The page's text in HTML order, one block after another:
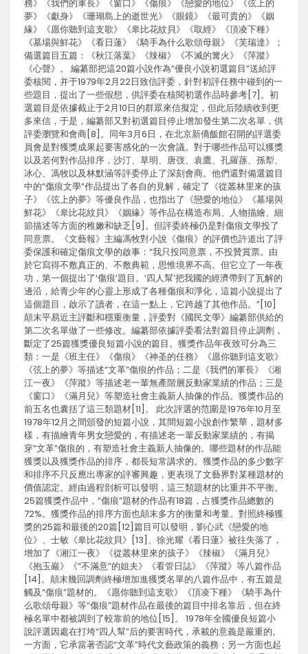
務》《我們的軍長》《窗口》《傷痕》《戀愛的地位》《弦上的
夢》《獻身》《珊瑚島上的逝世光》《眼鏡》《最可貴的》《姻
緣》《愿你聽到這支歌》《皋比花紋貝》《取經》《頂凌下種》
《墓場與鮮花》《看日蓮》《騎手為什么歌頌母親》《芙瑞達》；
備選篇目五篇：《秋江落葉》《辣椒》《不滅的篝火》《萍蹤》
《心聲》。 編纂部把這20篇小說作為“優良小說初選篇目”送給評
委核閱，并于1979年2月22日致信評委，針對初評任務中碰到的一
些題目，提出了一些假想，供評委在核閱初選作品時參考[7]。初
選篇目是依據截止于2月10日的群眾來信擬定，但此后陸續收到更
多來信，于是，編纂部又對初選篇目停止增加發生第二次名單，供
評委瀏覽和會商[8]。同年3月6日，在北京新僑飯館召開的評選委
員會是對獲獎成果起要害感化的一次會議。對于哪些作品可以獲獎
以及若何對作品排序，沙汀、草明、唐弢、袁鷹、孔羅蓀、孫犁、
冰心、馮牧以及林默涵等評委停止了深刻會商。他們還對備選篇目
中的“傷痕文學”作品提出了各自的見解，確定了《從叢林里來的孩
子》《弦上的夢》等優良作品，也指出了《戀愛的地位》《墓場與
鮮花》《皋比花紋貝》《姻緣》等作品在構造布局、人物描繪、細
節描述等方面的稚嫩和缺乏[9]。但評委終極仍是對傷痕文學投了
同意票。《文藝報》主編馮牧對小說《傷痕》的評價也許道出了評
委保護和確定傷痕文學的啟事：“我只投同意票，不投贊賞票。由
於它寫得不敷真正的、不敷典範，思惟境界不高。但它立了一年夜
功，第一個提出了‘傷痕’題目。‘四人幫’把我國的經濟帶到了瓦解的
邊沿，給青少年的心靈上形成了各種傷痕和淨化，這篇小說提出了
這個題目，啟示了讀者，在這一點上，它跨越了其他作品。”[10]
顛末平易近主評斷和穩重衡量，評委對《國民文學》編纂部供給的
第二次名單做了一些修改。編纂部依據評委看法對篇目停止調劑，
斷定了25篇獲獎優良短篇小說的篇目。獲獎作品年夜致可分為三
類：一是《班主任》《傷痕》《神圣的任務》《愿你聽到這支歌》
《弦上的夢》等描述“文革”傷痕的作品；二是《我們的軍長》《湘
江一夜》《萍蹤》等描述老一輩無產階層反動家業績的作品；三是
《窗口》《滿月兒》等塑造社會主義新人抽像的作品。獲獎作品的
前五名也囊括了這三類題材[11]。 此次評選的范圍是1976年10月至
1978年12月之間頒發的短篇小說，其間短篇小說創作繁華，題材多
樣，有描繪青年男女戀愛的，有描述老一輩反動家業績的，有揭
穿“文革”傷痕的，有塑造社會主義新人抽像的。哪些題材的作品能
獲獎以及獲獎作品的排序，都長短常講求的。獲獎作品的多少數字
和排序不只反應出專家的評審興趣，更表現了文藝界對某種題材的
價值認定。經由過程剖析可以發明，這三類題材的比重并不平衡。
25篇獲獎作品中，“傷痕”題材的作品有18篇，占獲獎作品總數的
72%。獲獎作品的排序方面也顛末多方的衡量和考量。對照終極獲
獎的25篇和最後的20篇[12]篇目可以發明，劉心武《戀愛的地
位》、士敏《皋比花紋貝》[13]、徐光耀《看日蓮》被往失落了，
增加了《湘江一夜》《從叢林里來的孩子》《辣椒》《滿月兒》
《抱玉巖》《“不滿意”的姐夫》《看管日誌》《萍蹤》等八篇作品
[14]。顛末幾回調劑終極增加進獲獎名單的八篇作品中，有五篇是
觸及“傷痕”題材的。《愿你聽到這支歌》《頂凌下種》《騎手為什
么歌頌母親》等“傷痕”題材作品在最後的篇目中排名靠后，但在終
極名單中都被調到了較靠前的地位[15]。 1978年全國優良短篇小
說評選因處在打垮“四人幫”后的要害時代，承載的意義是嚴重的。
一方面，它承當著否認“文革”時代文藝政策的義務；另一方面也起